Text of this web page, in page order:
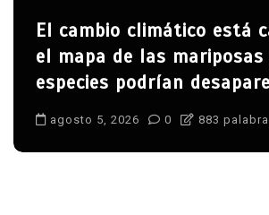
El cambio climático está
el mapa de las
especies podrían
agosto 5, 2026 0 883